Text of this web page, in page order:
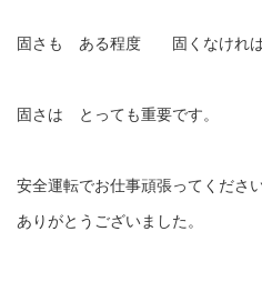
固さも ある程度 固くなければ
固さは とっても重要です。
安全運転でお仕事頑張ってください
ありがとうございました。